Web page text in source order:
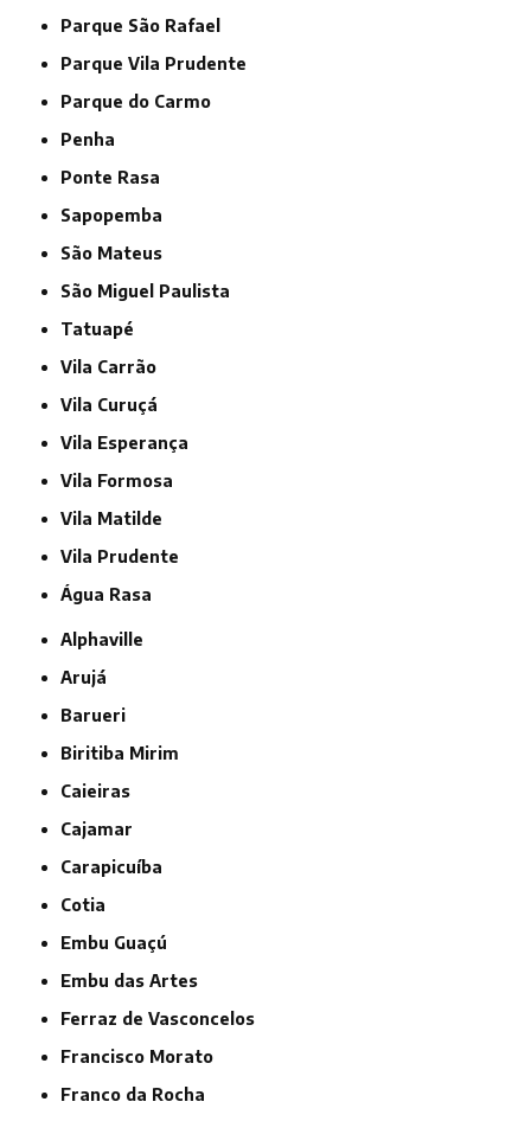
Parque São Rafael
Parque Vila Prudente
Parque do Carmo
Penha
Ponte Rasa
Sapopemba
São Mateus
São Miguel Paulista
Tatuapé
Vila Carrão
Vila Curuçá
Vila Esperança
Vila Formosa
Vila Matilde
Vila Prudente
Água Rasa
Alphaville
Arujá
Barueri
Biritiba Mirim
Caieiras
Cajamar
Carapicuíba
Cotia
Embu Guaçú
Embu das Artes
Ferraz de Vasconcelos
Francisco Morato
Franco da Rocha